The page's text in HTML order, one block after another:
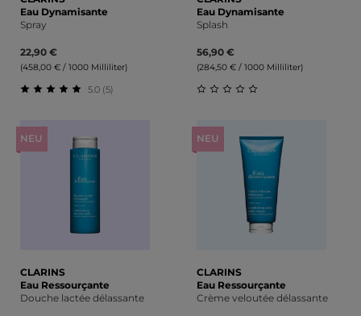
Eau Dynamisante
Spray
22,90 €
(458,00 € / 1000 Milliliter)
5.0 (5)
Eau Dynamisante
Splash
56,90 €
(284,50 € / 1000 Milliliter)
NEU
CLARINS
Eau Ressourçante
Douche lactée délassante
NEU
CLARINS
Eau Ressourçante
Crème veloutée délassante